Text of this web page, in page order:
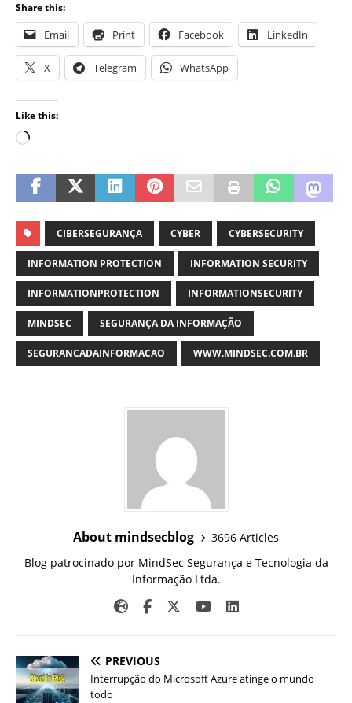
Share this:
Email Print Facebook LinkedIn
X Telegram WhatsApp
Like this:
CIBERSEGURANÇA CYBER CYBERSECURITY
INFORMATION PROTECTION INFORMATION SECURITY
INFORMATIONPROTECTION INFORMATIONSECURITY
MINDSEC SEGURANÇA DA INFORMAÇÃO
SEGURANCADAINFORMACAO WWW.MINDSEC.COM.BR
About mindsecblog
3696 Articles
Blog patrocinado por MindSec Segurança e Tecnologia da
Informação Ltda.
PREVIOUS
Interrupção do Microsoft Azure atinge o mundo
todo